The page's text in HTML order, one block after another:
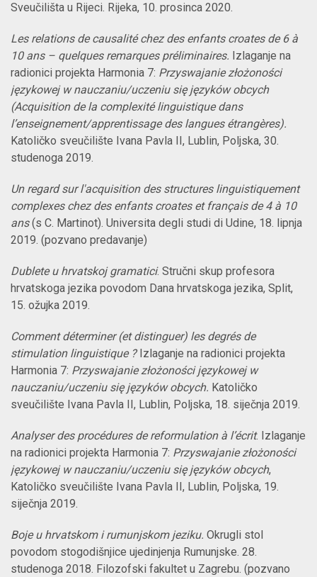
Sveučilišta u Rijeci. Rijeka, 10. prosinca 2020.
Les relations de causalité chez des enfants croates de 6 à
10 ans – quelques remarques préliminaires. Izlaganje na
radionici projekta Harmonia 7: Przyswajanie złożoności
językowej w nauczaniu/uczeniu się języków obcych
(Acquisition de la complexité linguistiquedans
l’enseignement/apprentissage des langues étrangères).
Katoličko sveučilište Ivana Pavla II, Lublin, Poljska, 30.
studenoga 2019.
Un regard sur l'acquisition des structures linguistiquement
complexes chez des enfants croates et françaisde 4 à 10
ans(s C. Martinot). Universita degli studi di Udine, 18. lipnja
2019. (pozvano predavanje)
Dublete u hrvatskoj gramatici. Stručni skup profesora
hrvatskoga jezika povodom Dana hrvatskoga jezika, Split,
15. ožujka 2019.
Comment déterminer (et distinguer) les degrés de
stimulation linguistique ?Izlaganje na radionici projekta
Harmonia 7: Przyswajanie złożoności językowej w
nauczaniu/uczeniu się języków obcych. Katoličko
sveučilište Ivana Pavla II, Lublin, Poljska, 18. siječnja 2019.
Analyser des procédures de reformulation à l’écrit. Izlaganje
na radionici projekta Harmonia 7: Przyswajanie złożoności
językowej w nauczaniu/uczeniu się języków obcych,
Katoličko sveučilište Ivana Pavla II, Lublin, Poljska, 19.
siječnja 2019.
Boje u hrvatskom i rumunjskom jeziku. Okrugli stol
povodom stogodišnjice ujedinjenja Rumunjske. 28.
studenoga 2018. Filozofski fakultet u Zagrebu. (pozvano